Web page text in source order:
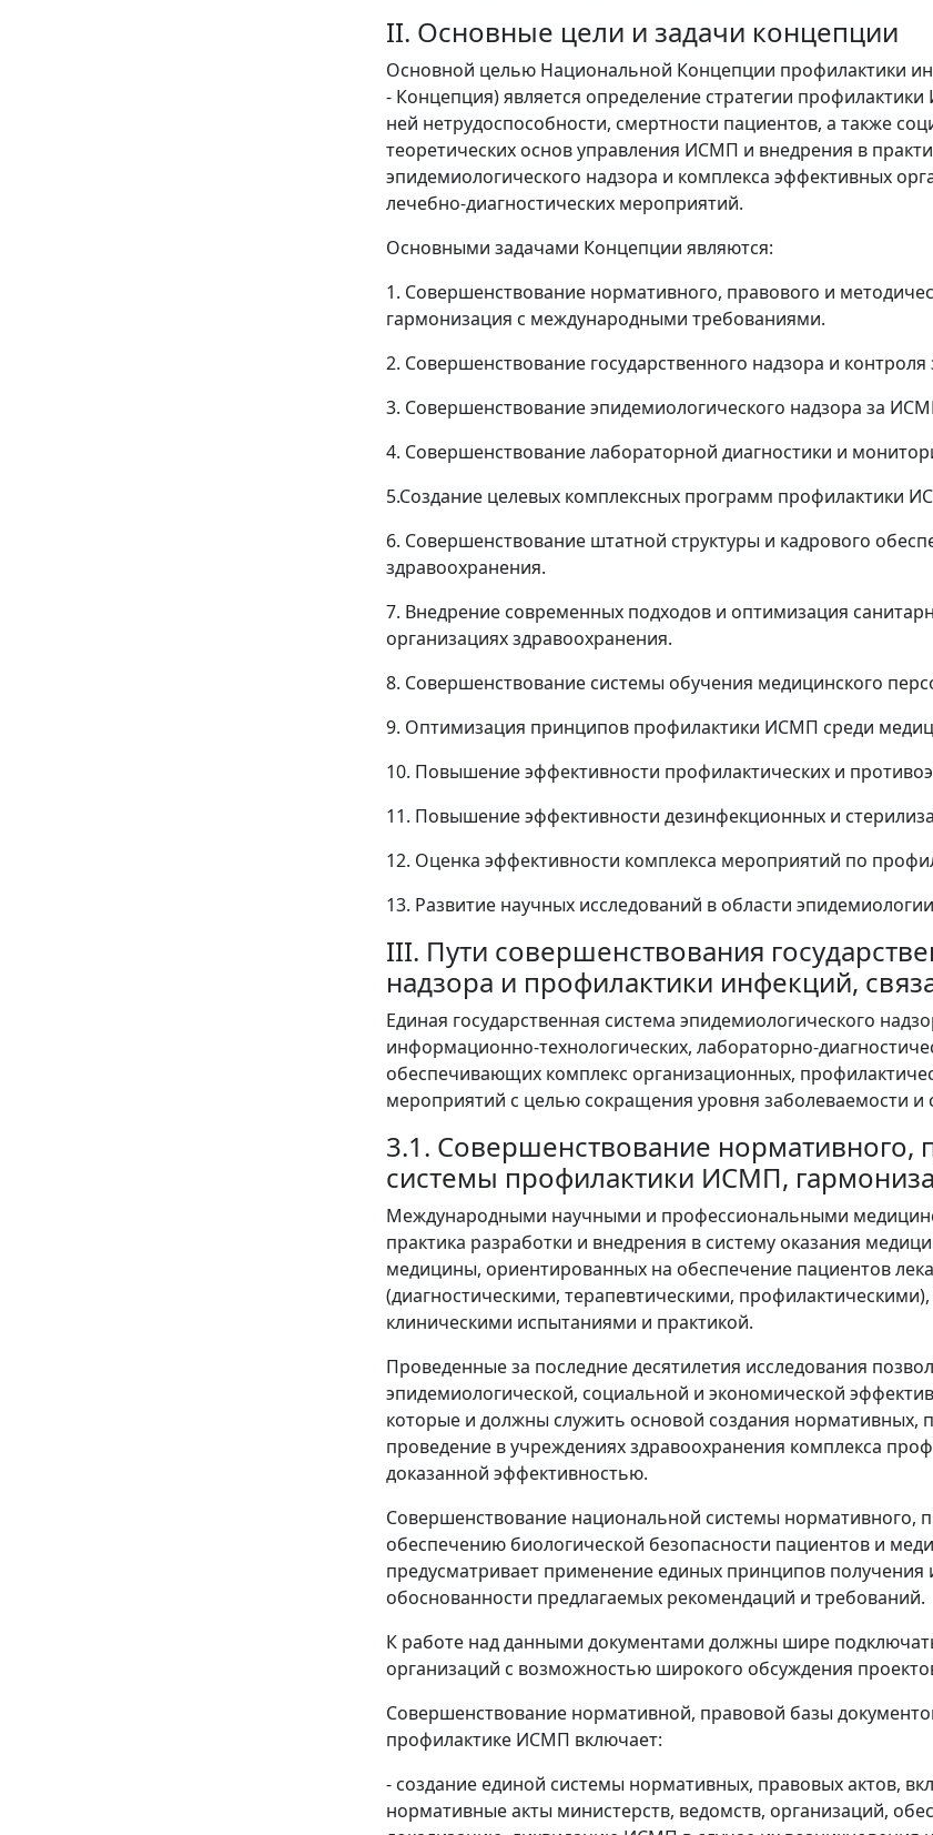
II. Основные цели и задачи концепции
Основной целью Национальной Концепции профилактики
- Концепция) является определение стратегии
ней нетрудоспособности, смертности пациентов, а также
теоретических основ управления ИСМП и внедрения в
эпидемиологического надзора и комплекса эффективных
лечебно-диагностических мероприятий.
Основными задачами Концепции являются:
1. Совершенствование нормативного, правового и
гармонизация с международными требованиями.
2. Совершенствование государственного надзора и
3. Совершенствование эпидемиологического надзора за
4. Совершенствование лабораторной диагностики и
5.Создание целевых комплексных программ профилактики
6. Совершенствование штатной структуры и кадрового
здравоохранения.
7. Внедрение современных подходов и оптимизация
организациях здравоохранения.
8. Совершенствование системы обучения медицинского
9. Оптимизация принципов профилактики ИСМП среди
10. Повышение эффективности профилактических и
11. Повышение эффективности дезинфекционных и
12. Оценка эффективности комплекса мероприятий по
13. Развитие научных исследований в области
III. Пути совершенствования
надзора и профилактики инфекций,
Единая государственная система эпидемиологического
информационно-технологических, лабораторно-
обеспечивающих комплекс организационных,
мероприятий с целью сокращения уровня заболеваемости и
3.1. Совершенствование нормативного,
системы профилактики ИСМП,
Международными научными и профессиональными
практика разработки и внедрения в систему оказания
медицины, ориентированных на обеспечение пациентов
(диагностическими, терапевтическими,
клиническими испытаниями и практикой.
Проведенные за последние десятилетия исследования
эпидемиологической, социальной и экономической
которые и должны служить основой создания
проведение в учреждениях здравоохранения комплекса
доказанной эффективностью.
Совершенствование национальной системы нормативного,
обеспечению биологической безопасности пациентов и
предусматривает применение единых принципов получения
обоснованности предлагаемых рекомендаций и требований.
К работе над данными документами должны шире
организаций с возможностью широкого обсуждения
Совершенствование нормативной, правовой базы
профилактике ИСМП включает:
- создание единой системы нормативных, правовых актов,
нормативные акты министерств, ведомств, организаций,